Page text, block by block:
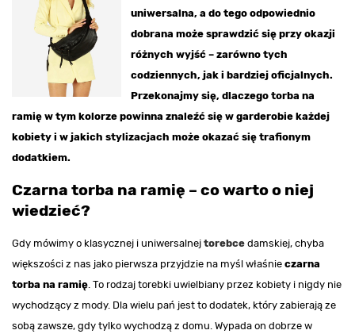
uniwersalna, a do tego odpowiednio
dobrana może sprawdzić się przy okazji
różnych wyjść – zarówno tych
codziennych, jak i bardziej oficjalnych.
Przekonajmy się, dlaczego torba na
ramię w tym kolorze powinna znaleźć się w garderobie każdej
kobiety i w jakich stylizacjach może okazać się trafionym
dodatkiem.
Czarna torba na ramię – co warto o niej
wiedzieć?
Gdy mówimy o klasycznej i uniwersalnej torebce damskiej, chyba
większości z nas jako pierwsza przyjdzie na myśl właśnie czarna
torba na ramię. To rodzaj torebki uwielbiany przez kobiety i nigdy nie
wychodzący z mody. Dla wielu pań jest to dodatek, który zabierają ze
sobą zawsze, gdy tylko wychodzą z domu. Wypada on dobrze w